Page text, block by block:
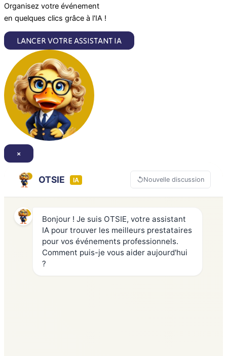
Organisez votre événement
en quelques clics grâce à l'IA !
LANCER VOTRE ASSISTANT IA
×